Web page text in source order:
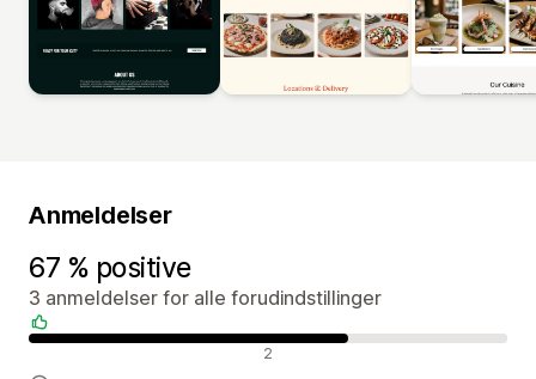
Anmeldelser
67 % positive
3 anmeldelser for alle forudindstillinger
Positive anmeldelser 2